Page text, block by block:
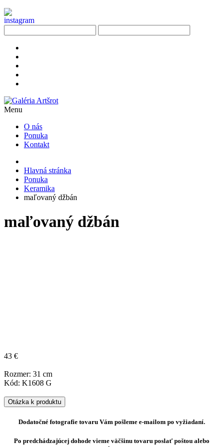
Menu
O nás
Ponuka
Kontakt
Hlavná stránka
Ponuka
Keramika
maľovaný džbán
maľovaný džbán
43 €
Rozmer: 31 cm
Kód: K1608 G
Otázka k produktu
Dodatočné fotografie tovaru Vám pošleme e-mailom po vyžiadaní.
Po predchádzajúcej dohode vieme väčšinu tovaru poslať poštou alebo